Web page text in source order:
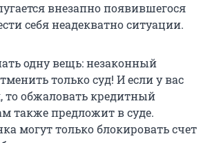
внезапно появившегося
себя неадекватно ситуации.
одну вещь: незаконный
только суд! И если у вас
то обжаловать кредитный
также предложит в суде.
могут только блокировать счет